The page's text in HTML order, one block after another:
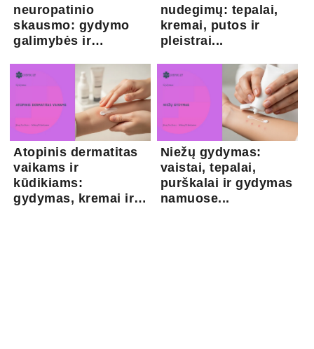
neuropatinio
skausmo: gydymo
galimybės ir
nudegimų: tepalai,
kremai, putos ir
pleistrai...
Atopinis dermatitas
vaikams ir
kūdikiams:
gydymas, kremai ir
Niežų gydymas:
vaistai, tepalai,
purškalai ir gydymas
namuose...